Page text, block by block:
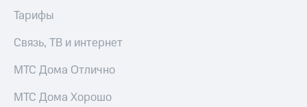
Тарифы
Связь, ТВ и интернет
МТС Дома Отлично
МТС Дома Хорошо